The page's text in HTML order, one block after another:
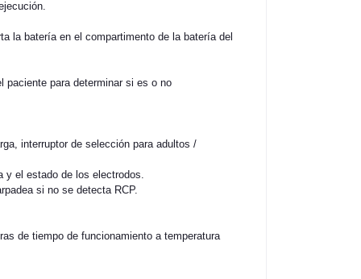
la batería en el compartimento de la batería del
paciente para determinar si es o no
interruptor de selección para adultos /
y el estado de los electrodos.
si no se detecta RCP.
de tiempo de funcionamiento a temperatura